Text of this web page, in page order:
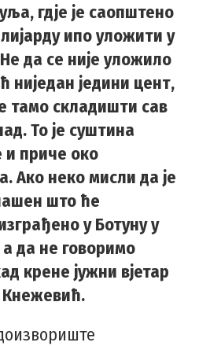
гдје је саопштено
ипо уложити у
да се није уложило
ниједан једини цент,
тамо складишти сав
То је суштина
приче око
Ако неко мисли да је
што ће
у Ботуну у
а да не говоримо
крене јужни вјетар
Кнежевић.